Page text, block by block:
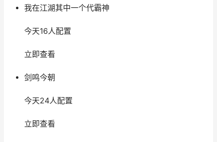
我在江湖其中一个代霸神
今天16人配置
立即查看
剑鸣今朝
今天24人配置
立即查看